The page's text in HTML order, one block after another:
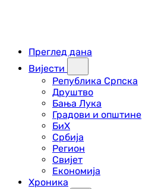
Преглед дана
Вијести
Република Српска
Друштво
Бања Лука
Градови и општине
БиХ
Србија
Регион
Свијет
Економија
Хроника